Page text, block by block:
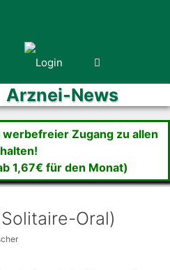
Arznei-News
Zugang zu allen
1,67€ für den Monat)
Oral)